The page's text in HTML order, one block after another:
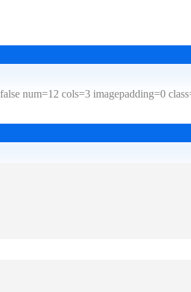
num=12 cols=3 imagepadding=0